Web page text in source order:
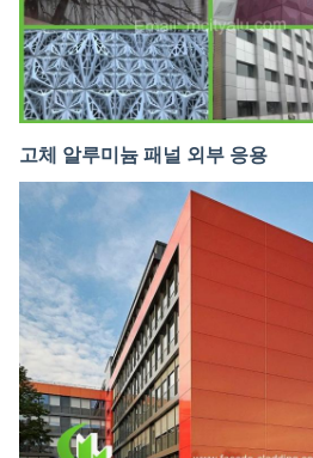
고체 알루미늄 패널 외부 응용